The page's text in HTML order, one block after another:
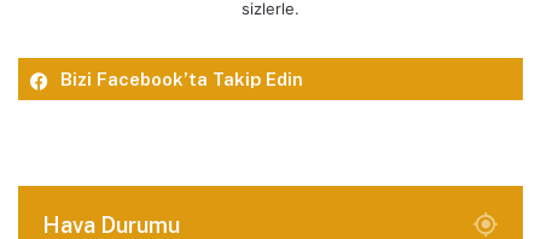
sizlerle.
Bizi Facebook’ta Takip Edin
Hava Durumu